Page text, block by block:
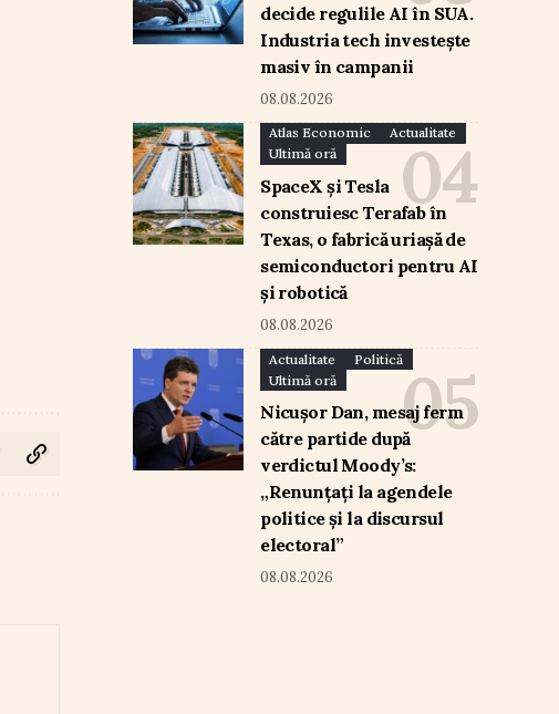
decide regulile AI în SUA.
Industria tech investește
masiv în campanii
08.08.2026
Atlas Economic
Actualitate
Ultimă oră
SpaceX și Tesla
construiesc Terafab în
Texas, o fabrică uriașă de
semiconductori pentru AI
și robotică
08.08.2026
Actualitate
Politică
Ultimă oră
Nicușor Dan, mesaj ferm
către partide după
verdictul Moody’s:
„Renunțați la agendele
politice și la discursul
electoral”
08.08.2026